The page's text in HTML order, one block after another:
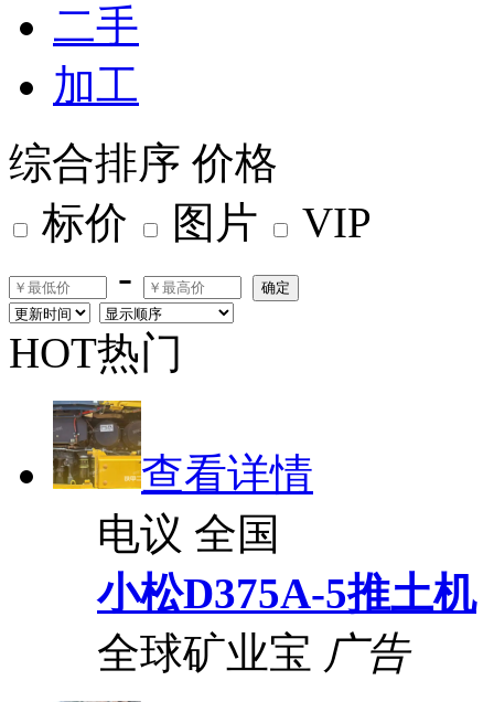
二手
加工
综合排序 价格
标价
图片
VIP
-
确定
HOT热门
查看详情
电议 全国
小松D375A-5推土机
全球矿业宝 广告